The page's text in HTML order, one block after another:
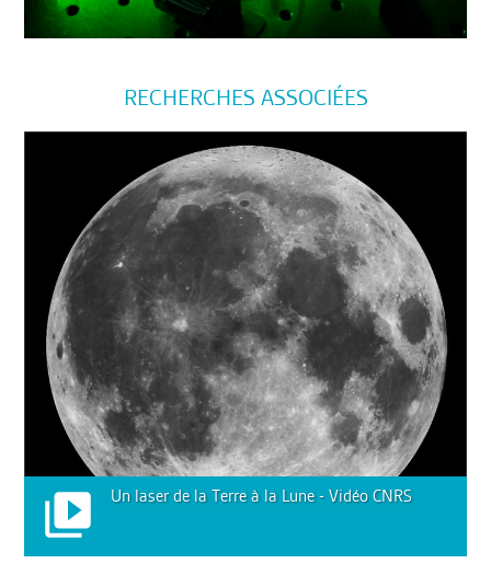
RECHERCHES ASSOCIÉES
Un laser de la Terre à la Lune - Vidéo CNRS